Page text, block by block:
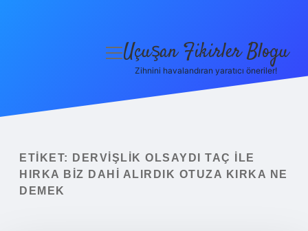
Yasal Uyarı
Hakkımızda
menüyü
Uçuşan Fikirler Blogu
Zihnini havalandıran yaratıcı öneriler!
ETIKET:
DERVIŞLIK OLSAYDI TAÇ ILE
HIRKA BIZ DAHI ALIRDIK OTUZA KIRKA NE
DEMEK